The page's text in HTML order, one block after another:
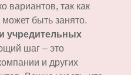
вариантов, так как
быть занято.
учредительных
шаг – это
и других